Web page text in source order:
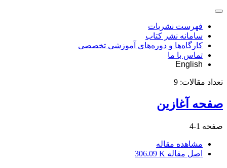
فهرست نشریات
سامانه نشر کتاب
کارگاه‌ها و دوره‌های آموزشی تخصصی
تماس با ما
English
تعداد مقالات: 9
صفحه آغازین
صفحه 1-4
مشاهده مقاله
اصل مقاله 306.09 K